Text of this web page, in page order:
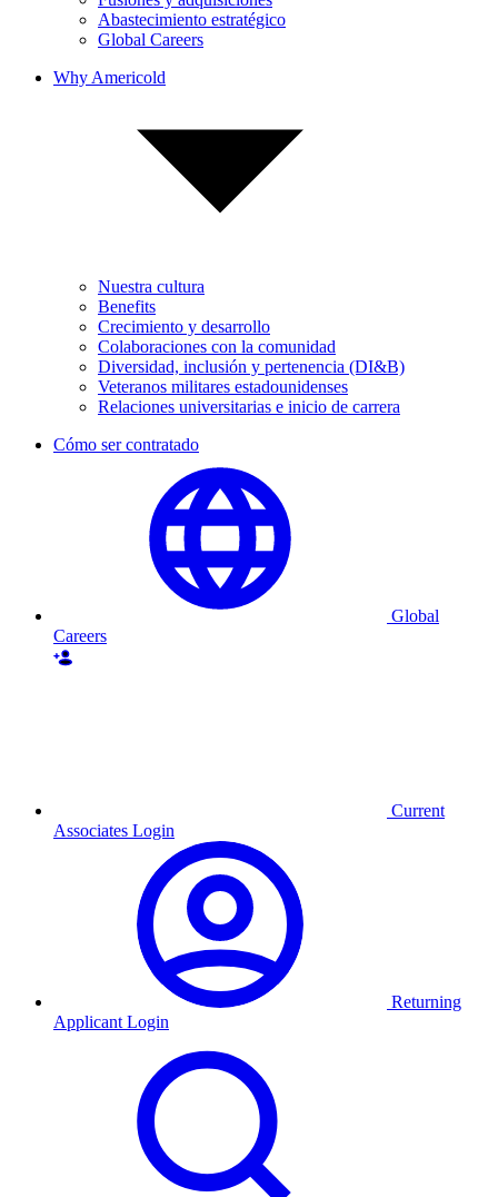
Abastecimiento estratégico
Global Careers
Why Americold
Nuestra cultura
Benefits
Crecimiento y desarrollo
Colaboraciones con la comunidad
Diversidad, inclusión y pertenencia (DI&B)
Veteranos militares estadounidenses
Relaciones universitarias e inicio de carrera
Cómo ser contratado
Global
Careers
Current
Associates Login
Returning
Applicant Login